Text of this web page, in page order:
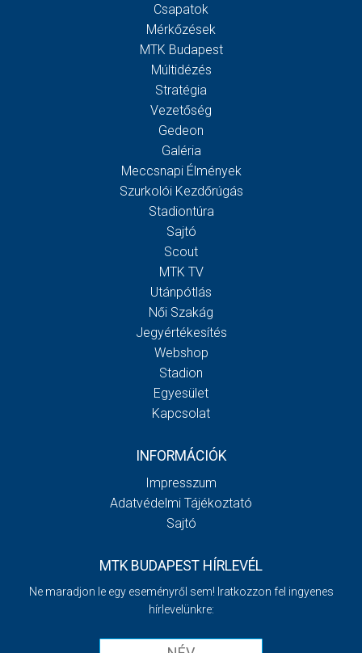
Csapatok
Mérkőzések
MTK Budapest
Múltidézés
Stratégia
Vezetőség
Gedeon
Galéria
Meccsnapi Élmények
Szurkolói Kezdőrúgás
Stadiontúra
Sajtó
Scout
MTK TV
Utánpótlás
Női Szakág
Jegyértékesítés
Webshop
Stadion
Egyesület
Kapcsolat
INFORMÁCIÓK
Impresszum
Adatvédelmi Tájékoztató
Sajtó
MTK BUDAPEST HÍRLEVÉL
Ne maradjon le egy eseményről sem! Iratkozzon fel ingyenes
hírlevelünkre: